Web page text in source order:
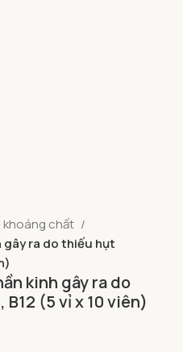
khoáng chất
gây ra do thiếu hụt
kinh gây ra do
(5 vỉ x 10 viên)